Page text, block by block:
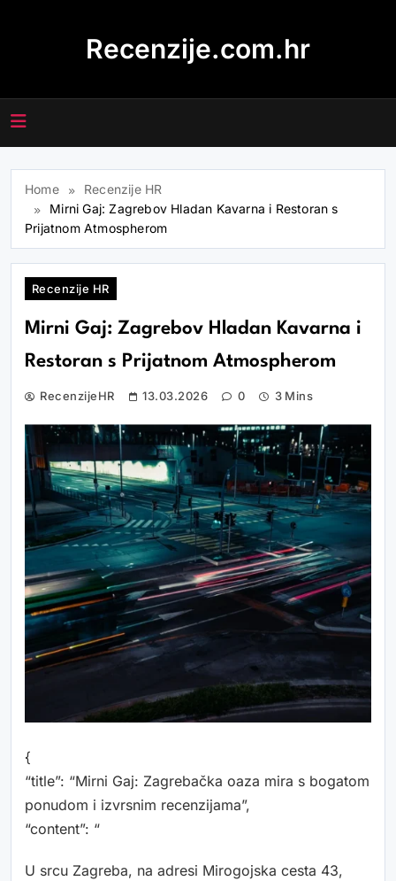
Recenzije.com.hr
Home
Recenzije HR
Mirni Gaj: Zagrebov Hladan Kavarna i Restoran s
Prijatnom Atmospherom
Recenzije HR
Mirni Gaj: Zagrebov Hladan Kavarna i
Restoran s Prijatnom Atmospherom
RecenzijeHR 13.03.2026 0 3 Mins
{
“title”: “Mirni Gaj: Zagrebačka oaza mira s bogatom
ponudom i izvrsnim recenzijama”,
“content”: “
U srcu Zagreba, na adresi Mirogojska cesta 43,